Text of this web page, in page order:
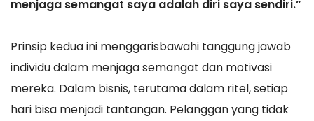
menjaga semangat saya adalah diri saya sendiri.”
Prinsip kedua ini menggarisbawahi tanggung jawab
individu dalam menjaga semangat dan motivasi
mereka. Dalam bisnis, terutama dalam ritel, setiap
hari bisa menjadi tantangan. Pelanggan yang tidak